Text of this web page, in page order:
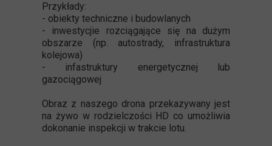
Przykłady:
- obiekty techniczne i budowlanych
- inwestycjie rozciągające się na dużym
obszarze (np. autostrady, infrastruktura
kolejowa)
- infastruktury energetycznej lub
gazociągowej
Obraz z naszego drona przekazywany jest
na żywo w rodzielczości HD co umożliwia
dokonanie inspekcji w trakcie lotu.